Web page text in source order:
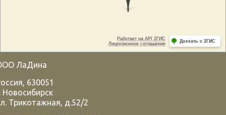
ЛаДина
, 630051
Новосибирск
Трикотажная, д.52/2